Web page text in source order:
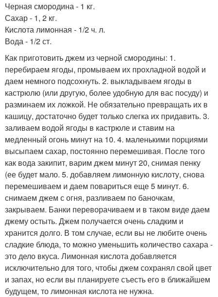
Черная смородина - 1 кг.
Сахар - 1, 2 кг.
Кислота лимонная - 1/2 ч. л.
Вода - 1/2 ст.
Как приготовить джем из черной смородины: 1.
перебираем ягоды, промываем их прохладной водой и
даем немного подсохнуть. 2. выкладываем ягоды в
кастрюлю (или другую, более удобную для вас посуду) и
разминаем их ложкой. Не обязательно превращать их в
кашицу, достаточно будет только слегка их придавить. 3.
заливаем водой ягоды в кастрюле и ставим на
медленный огонь минут на 10. 4. маленькими порциями
высыпаем сахар, постоянно перемешивая. После того
как вода закипит, варим джем минут 20, снимая пенку
(ее будет мало. 5. добавляем лимонную кислоту, снова
перемешиваем и даем повариться еще 5 минут. 6.
снимаем джем с огня, разливаем по баночкам,
закрываем. Банки переворачиваем и в таком виде даем
джему остыть. Джем получается очень сладким и
хранится долго. В том случае, если вы не любите очень
сладкие блюда, то можно уменьшить количество сахара -
это дело вкуса. Лимонная кислота добавляется
исключительно для того, чтобы джем сохранял свой цвет
и запах, но если вы планируете съесть его в ближайшем
будущем, то лимонная кислота не нужна.